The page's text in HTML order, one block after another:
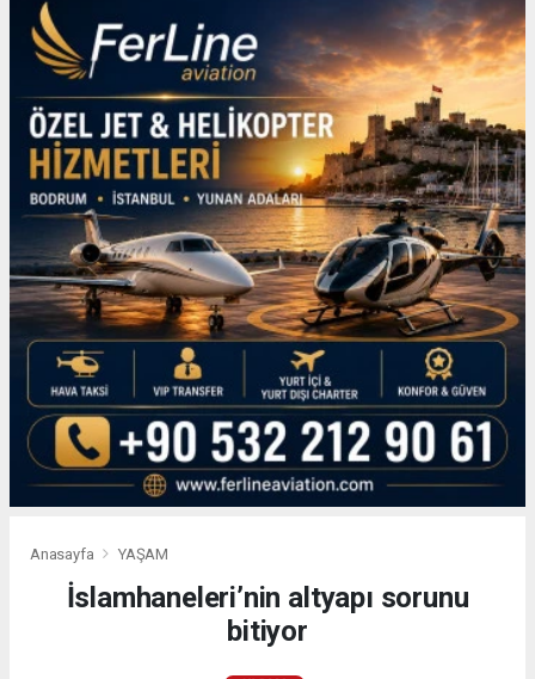
Anasayfa YAŞAM
İslamhaneleri’nin altyapı sorunu
bitiyor